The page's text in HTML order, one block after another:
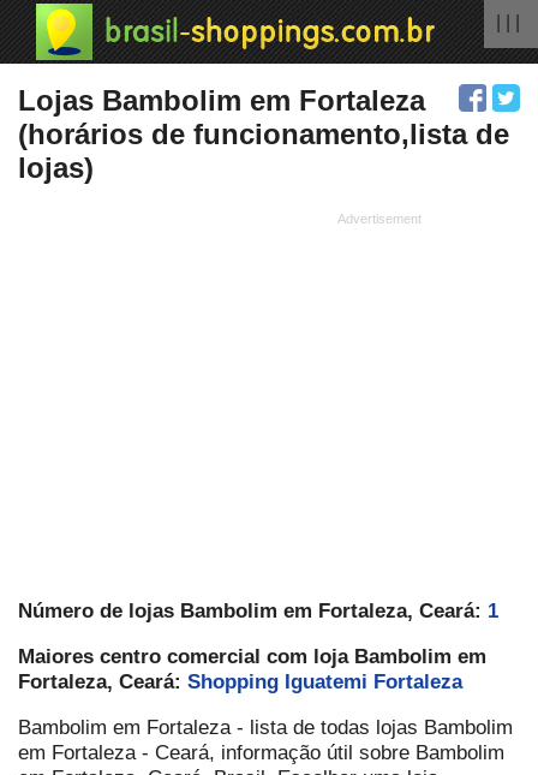
Lojas Bambolim em Fortaleza
(horários de funcionamento,lista de
lojas)
Número de lojas Bambolim em Fortaleza, Ceará: 1
Maiores centro comercial com loja Bambolim em
Fortaleza, Ceará: Shopping Iguatemi Fortaleza
Bambolim em Fortaleza - lista de todas lojas Bambolim
em Fortaleza - Ceará, informação útil sobre Bambolim